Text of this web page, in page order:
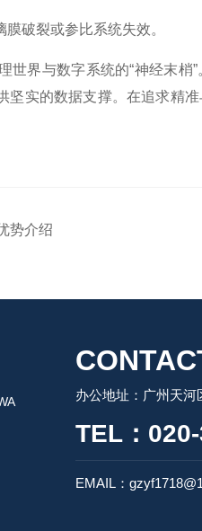
破裂或参比系统失效。
界与数字系统的“神经末梢”
坚实的数据支撑。在追求精
势介绍
办公地址：广州天
TEL：
EMAIL：